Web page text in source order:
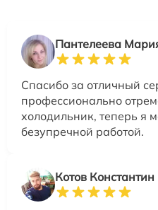
Пантелеева
Спасибо за отличный
профессионально
холодильник, теперь я
безупречной работой.
Котов Константин